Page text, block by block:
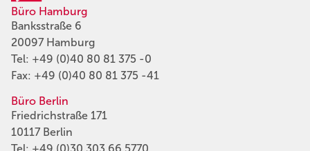
Büro Hamburg
Banksstraße 6
20097 Hamburg
Tel: +49 (0)40 80 81 375 -0
Fax: +49 (0)40 80 81 375 -41
Büro Berlin
Friedrichstraße 171
10117 Berlin